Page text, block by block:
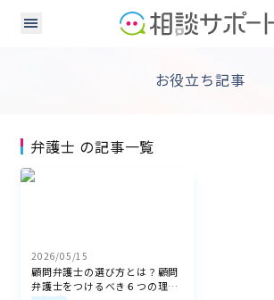
お役立ち記事
弁護士 の記事一覧
2026/05/15
顧問弁護士の選び方とは？顧問
弁護士をつけるべき６つの理由